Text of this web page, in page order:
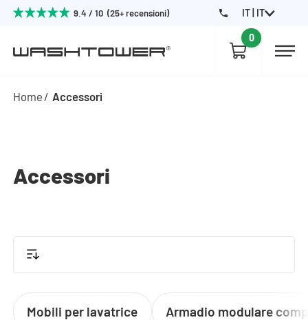
9.4 / 10 (25+ recensioni) IT | IT
0
Home Accessori
Accessori
Mobili per lavatrice Armadio modulare